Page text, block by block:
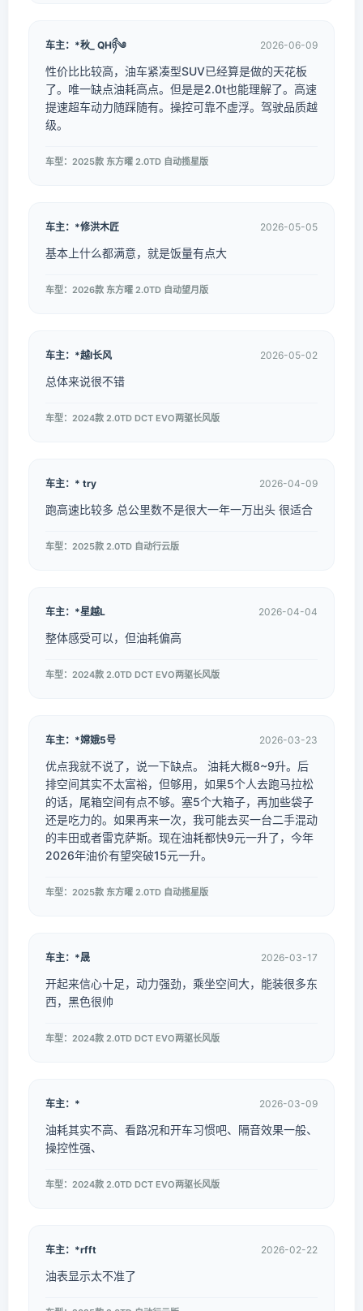
车主：*秋_ QHཉྀ༄ 2026-06-09
性价比比较高，油车紧凑型SUV已经算是做的天花板
了。唯一缺点油耗高点。但是是2.0t也能理解了。高速
提速超车动力随踩随有。操控可靠不虚浮。驾驶品质越
级。
车型：2025款 东方曜 2.0TD 自动揽星版
车主：*修洪木匠 2026-05-05
基本上什么都满意，就是饭量有点大
车型：2026款 东方曜 2.0TD 自动望月版
车主：*越l长风 2026-05-02
总体来说很不错
车型：2024款 2.0TD DCT EVO两驱长风版
车主：* try 2026-04-09
跑高速比较多 总公里数不是很大一年一万出头 很适合
车型：2025款 2.0TD 自动行云版
车主：*星越L 2026-04-04
整体感受可以，但油耗偏高
车型：2024款 2.0TD DCT EVO两驱长风版
车主：*嫦娥5号 2026-03-23
优点我就不说了，说一下缺点。 油耗大概8~9升。后
排空间其实不太富裕，但够用，如果5个人去跑马拉松
的话，尾箱空间有点不够。塞5个大箱子，再加些袋子
还是吃力的。如果再来一次，我可能去买一台二手混动
的丰田或者雷克萨斯。现在油耗都快9元一升了，今年
2026年油价有望突破15元一升。
车型：2025款 东方曜 2.0TD 自动揽星版
车主：*晟 2026-03-17
开起来信心十足，动力强劲，乘坐空间大，能装很多东
西，黑色很帅
车型：2024款 2.0TD DCT EVO两驱长风版
车主：* 2026-03-09
油耗其实不高、看路况和开车习惯吧、隔音效果一般、
操控性强、
车型：2024款 2.0TD DCT EVO两驱长风版
车主：*rfft 2026-02-22
油表显示太不准了